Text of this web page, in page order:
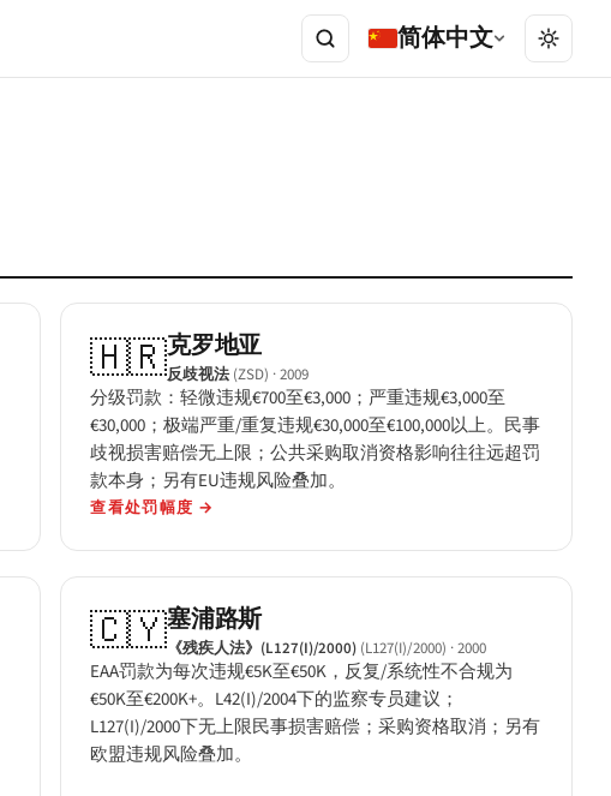
简体中文
🇭🇷克罗地亚
反歧视法 (ZSD) · 2009
分级罚款：轻微违规€700至€3,000；严重违规€3,000至
€30,000；极端严重/重复违规€30,000至€100,000以上。民事
歧视损害赔偿无上限；公共采购取消资格影响往往远超罚
款本身；另有EU违规风险叠加。
查看处罚幅度 →
🇨🇾塞浦路斯
《残疾人法》(L127(I)/2000) (L127(I)/2000) · 2000
EAA罚款为每次违规€5K至€50K，反复/系统性不合规为
€50K至€200K+。L42(I)/2004下的监察专员建议；
L127(I)/2000下无上限民事损害赔偿；采购资格取消；另有
欧盟违规风险叠加。